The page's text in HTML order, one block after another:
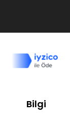
Bilgi